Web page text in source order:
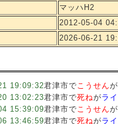
マッハH2
2012-05-04
2026-06-21
19:09:32君津市でこうせんが
13:02:23君津市で死ねがラ
15:39:09君津市でこうせんが
13:46:59君津市で死ねがラ